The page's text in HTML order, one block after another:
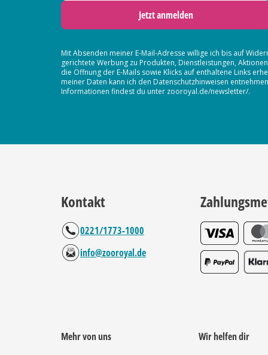
Jetzt anmelden
Mit Absenden meiner E-Mail-Adresse willige ich bis auf
gerichtete Werbung zu Produkten, Dienstleistungen,
die Öffnung der E-Mails sowie Klicks auf enthaltene Links
meiner Daten kann ich den Datenschutzhinweisen
Informationen findest du unter zooroyal.de/newsletter/.
Kontakt
0221/1773-1000
info@zooroyal.de
Mehr von uns
Wir helfen dir